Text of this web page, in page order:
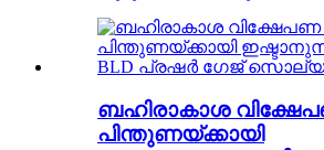
ബഹിരാകാശ
പിന്തുണയ്ക്കായി